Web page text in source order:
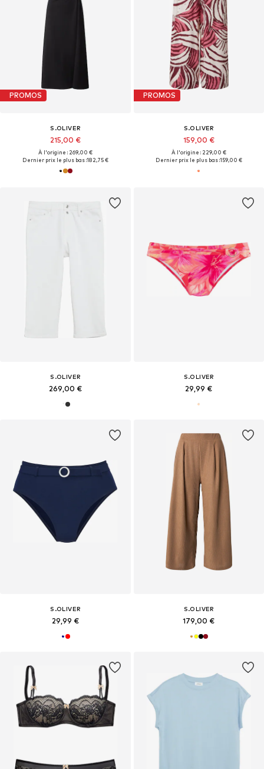
PROMOS
S.OLIVER
215,00 €
À l'origine : 269,00 €
Dernier prix le plus bas :182,75 €
PROMOS
S.OLIVER
159,00 €
À l'origine : 229,00 €
Dernier prix le plus bas :159,00 €
S.OLIVER
269,00 €
S.OLIVER
29,99 €
S.OLIVER
29,99 €
S.OLIVER
179,00 €